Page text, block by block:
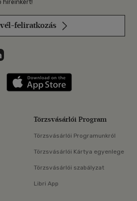
híreinkért!
feliratkozás
on
Instagramon
Libri a LinkedInen
applikáció Szerezd meg: Google
Törzsvásárlói Program
Törzsvásárlói Programunkról
Törzsvásárlói Kártya egyenlege
Törzsvásárlói szabályzat
Libri App